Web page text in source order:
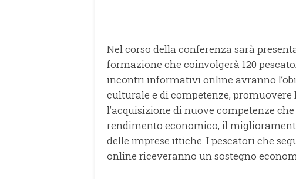
Nel corso della conferenza sarà
formazione che coinvolgerà 120
incontri informativi online avranno
culturale e di competenze,
l’acquisizione di nuove competenze
rendimento economico, il
delle imprese ittiche. I pescatori che
online riceveranno un sostegno